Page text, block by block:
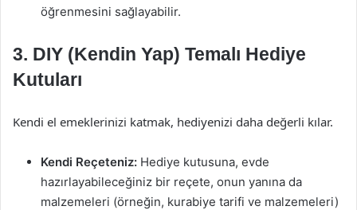
öğrenmesini sağlayabilir.
3. DIY (Kendin Yap) Temalı Hediye
Kutuları
Kendi el emeklerinizi katmak, hediyenizi daha değerli kılar.
Kendi Reçeteniz: Hediye kutusuna, evde
hazırlayabileceğiniz bir reçete, onun yanına da
malzemeleri (örneğin, kurabiye tarifi ve malzemeleri)